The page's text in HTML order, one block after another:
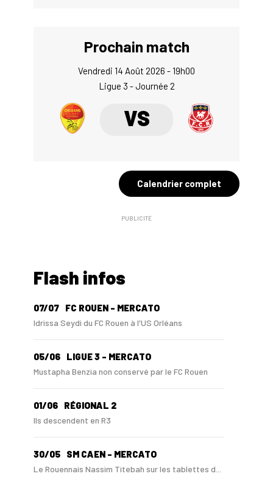
Prochain match
Vendredi 14 Août 2026 - 19h00
Ligue 3 - Journée 2
VS
Calendrier complet
PUBLICITÉ
Flash infos
07/07 FC ROUEN - MERCATO
Idrissa Seydi du FC Rouen à l'US Orléans
05/06 LIGUE 3 - MERCATO
Mustapha Benzia non conservé par le FC Rouen
01/06 RÉGIONAL 2
Ils descendent en R3
30/05 SM CAEN - MERCATO
Le Rouennais Nassim Titebah sur les tablettes d...